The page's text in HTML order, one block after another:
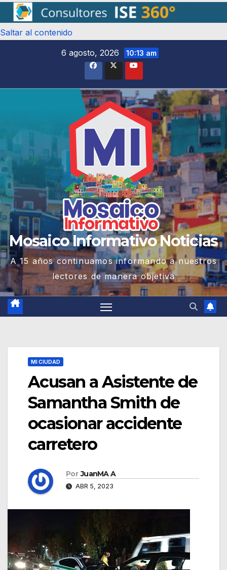
Saltar al contenido
6 agosto, 2026
10:13 am
Mosaico Informativo Noticias
A 15 años continuamos informando a nuestros
lectores de manera objetiva
MI CIUDAD
Acusan a Asistente de
Samantha Smith de
ocasionar accidente
carretero
Por JuanMA A
ABR 5, 2023